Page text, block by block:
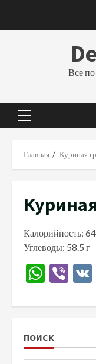
Все по
Основное
Главная Куриная
Калорийность:
Углеводы: 58.5 г
ПОИСК